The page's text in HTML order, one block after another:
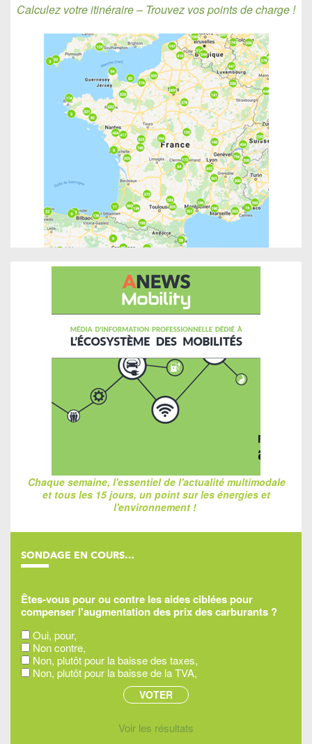
Calculez votre itinéraire – Trouvez vos points de charge !
Chaque semaine, l'essentiel de l'actualité multimodale
et tous les 15 jours, un point sur les énergies et
l'environnement !
SONDAGE EN COURS…
Êtes-vous pour ou contre les aides ciblées pour
compenser l'augmentation des prix des carburants ?
Oui, pour,
Non contre,
Non, plutôt pour la baisse des taxes,
Non, plutôt pour la baisse de la TVA,
Voir les résultats